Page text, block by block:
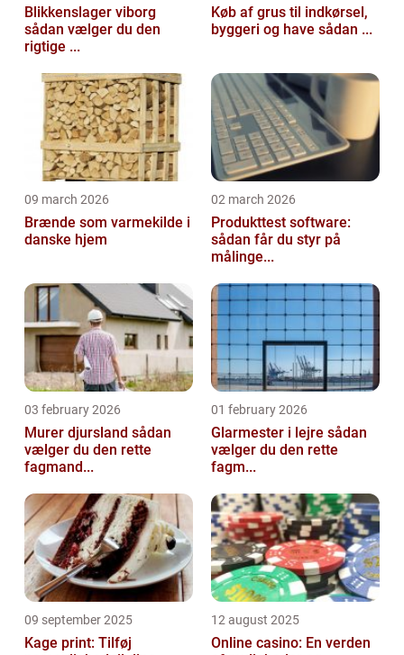
Blikkenslager viborg
sådan vælger du den
rigtige ...
Køb af grus til indkørsel,
byggeri og have sådan ...
09 march 2026
Brænde som varmekilde i
danske hjem
02 march 2026
Produkttest software:
sådan får du styr på
målinge...
03 february 2026
Murer djursland sådan
vælger du den rette
fagmand...
01 february 2026
Glarmester i lejre sådan
vælger du den rette
fagm...
09 september 2025
Kage print: Tilføj
12 august 2025
Online casino: En verden